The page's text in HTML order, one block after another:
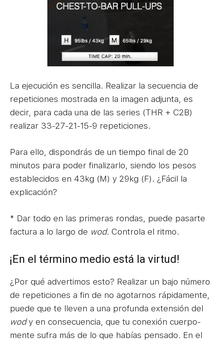
La ejecución es sencilla. Realizar la secuencia de
repeticiones mostrada en la imagen adjunta, es
decir, para cada una de las series (THR + C2B)
realizar 33-27-21-15-9 repeticiones.
Para ello, dispondrás de un tiempo final de 20
minutos para poder finalizarlo, siendo los pesos
establecidos en 43kg (M) y 29kg (F). ¿Fácil la
explicación?
* Dar todo en las primeras rondas, puede pasarte
factura a lo largo de wod. Controla el ritmo.
¡En el término medio está la virtud!
¿Por qué advertimos esto? Realizar un bajo número
de repeticiones a fin de no agotarnos rápidamente,
puede que te lleven a una profunda extensión del
wody en consecuencia, que tu conexión cuerpo-
mente sufra más de lo que habías pensado. En el